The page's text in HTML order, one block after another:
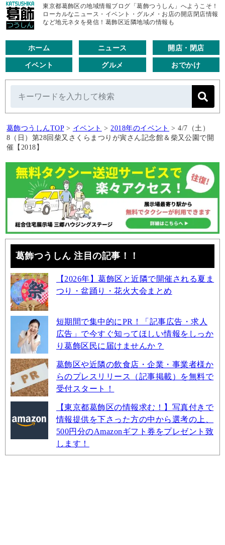
東京都葛飾区の地域情報ブログ「葛飾つうしん」へようこそ！
ローカルなニュース・イベント・グルメ・お店の開店閉店情報
など地元ネタを発信！葛飾区近隣地域の情報も
ホーム ニュース 開店・閉店
イベント グルメ おでかけ
葛飾つうしんTOP > イベント > 2018年のイベント > 4/7（土）
8（日）第28回柴又さくらまつりが寅さん記念館＆柴又公園で開
催【2018】
葛飾つうしん 注目の記事！！
【2026年】葛飾区と近隣で開催される夏ま
つり・盆踊り・花火大会まとめ
短期間で集中的にPR！「記事広告・求人
広告」で今すぐ知ってほしい情報をしっか
り葛飾区民に届けませんか？
葛飾区や近隣の飲食店・企業・事業者様か
らのプレスリリース（記事掲載）を無料で
受付スタート！
【東京都葛飾区の情報求む！】写真付きで
情報提供を下さった方の中から選考の上、
500円分のAmazonギフト券をプレゼント致
します！